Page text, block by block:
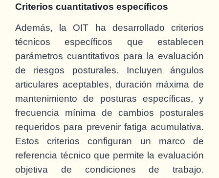
Criterios cuantitativos específicos
Además, la OIT ha desarrollado criterios
técnicos específicos que establecen
parámetros cuantitativos para la evaluación
de riesgos posturales. Incluyen ángulos
articulares aceptables, duración máxima de
mantenimiento de posturas específicas, y
frecuencia mínima de cambios posturales
requeridos para prevenir fatiga acumulativa.
Estos criterios configuran un marco de
referencia técnico que permite la evaluación
objetiva de condiciones de trabajo.